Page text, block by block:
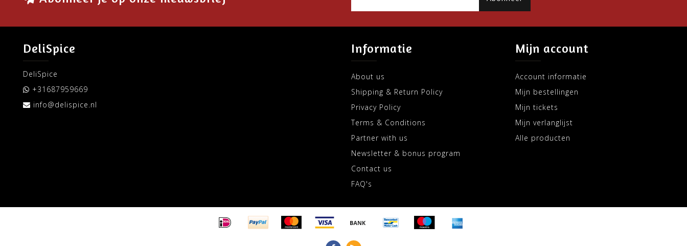
DeliSpice
DeliSpice
+31687959669
info@delispice.nl
Informatie
About us
Shipping & Return Policy
Privacy Policy
Terms & Conditions
Partner with us
Newsletter & bonus program
Contact us
FAQ's
Mijn account
Account informatie
Mijn bestellingen
Mijn tickets
Mijn verlanglijst
Alle producten